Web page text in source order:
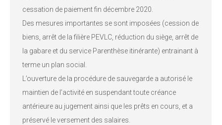
cessation de paiement fin décembre 2020.
Des mesures importantes se sont imposées (cession de
biens, arrêt de la filière PEVLC, réduction du siège, arrêt de
la gabare et du service Parenthèse itinérante) entrainant à
terme un plan social.
L’ouverture de la procédure de sauvegarde a autorisé le
maintien de l’activité en suspendant toute créance
antérieure au jugement ainsi que les prêts en cours, et a
préservé le versement des salaires.